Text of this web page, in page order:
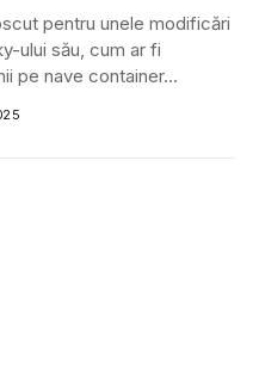
pentru unele modificări
ului său, cum ar fi
pe nave container...